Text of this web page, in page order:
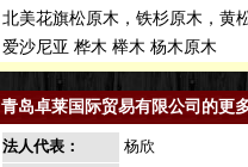
北美花旗松原木，铁杉原木，黄
爱沙尼亚 桦木 榉木 杨木原木
青岛卓莱国际贸易有限公司的更
法人代表： 杨欣